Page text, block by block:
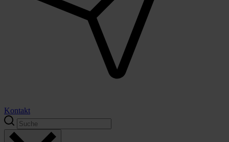
Kontakt